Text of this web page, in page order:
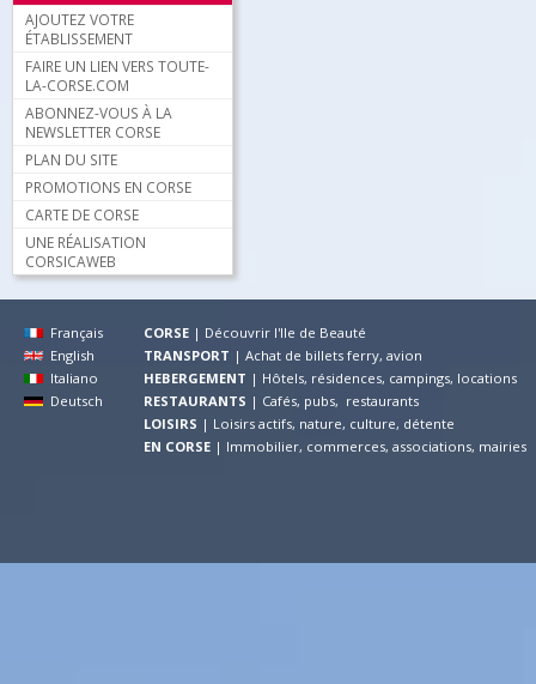
AJOUTEZ VOTRE
ÉTABLISSEMENT
FAIRE UN LIEN VERS TOUTE-
LA-CORSE.COM
ABONNEZ-VOUS À LA
NEWSLETTER CORSE
PLAN DU SITE
PROMOTIONS EN CORSE
CARTE DE CORSE
UNE RÉALISATION
CORSICAWEB
Français
English
Italiano
Deutsch
CORSE | Découvrir l'Ile de Beauté
TRANSPORT | Achat de billets ferry, avion
HEBERGEMENT | Hôtels, résidences, campings, locations
RESTAURANTS | Cafés, pubs, restaurants
LOISIRS | Loisirs actifs, nature, culture, détente
EN CORSE | Immobilier, commerces, associations, mairies